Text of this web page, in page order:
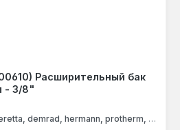
Расширительный бак
- 3/8"
demrad, hermann, protherm, sime